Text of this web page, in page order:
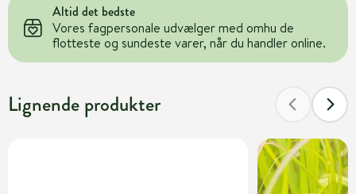
Altid det bedste
Vores fagpersonale udvælger med omhu de
flotteste og sundeste varer, når du handler online.
Lignende produkter